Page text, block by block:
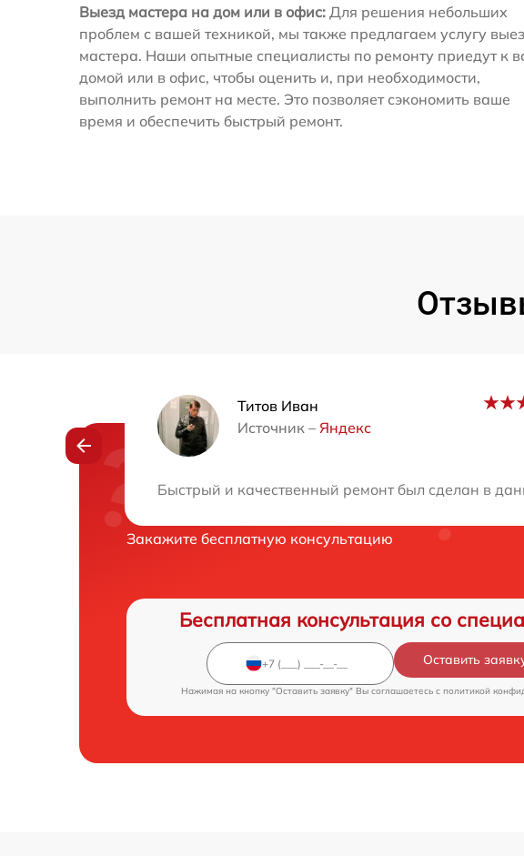
Выезд мастера на дом или в офис: Для решения небольших
проблем с вашей техникой, мы также предлагаем услугу
мастера. Наши опытные специалисты по ремонту приедут к
домой или в офис, чтобы оценить и, при необходимости,
выполнить ремонт на месте. Это позволяет сэкономить ваше
время и обеспечить быстрый ремонт.
Титов Иван
Источник – Яндекс
Быстрый и качественный ремонт был сделан в
Нужна консультация?
Закажите бесплатную консультацию
Бесплатная консультация со
Оставить
Нажимая на кнопку "Оставить заявку" Вы соглашаетесь c политикой